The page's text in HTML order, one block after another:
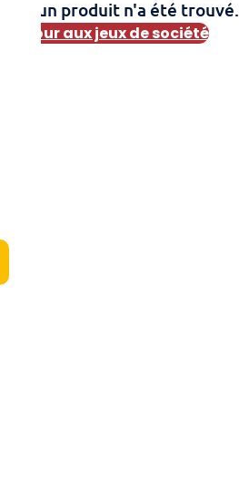
Aucun produit n'a été trouvé.
Retour aux jeux de société